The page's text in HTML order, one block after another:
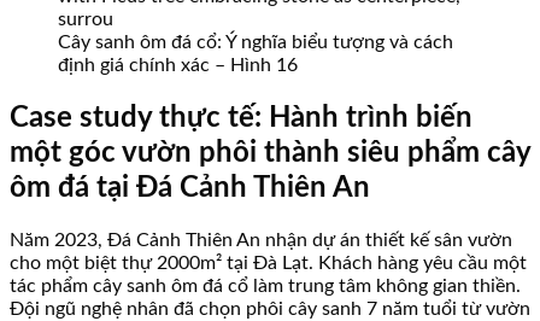
Cây sanh ôm đá cổ: Ý nghĩa biểu tượng và cách
định giá chính xác – Hình 16
Case study thực tế: Hành trình biến
một góc vườn phôi thành siêu phẩm cây
ôm đá tại Đá Cảnh Thiên An
Năm 2023, Đá Cảnh Thiên An nhận dự án thiết kế sân vườn
cho một biệt thự 2000m² tại Đà Lạt. Khách hàng yêu cầu một
tác phẩm cây sanh ôm đá cổ làm trung tâm không gian thiền.
Đội ngũ nghệ nhân đã chọn phôi cây sanh 7 năm tuổi từ vườn